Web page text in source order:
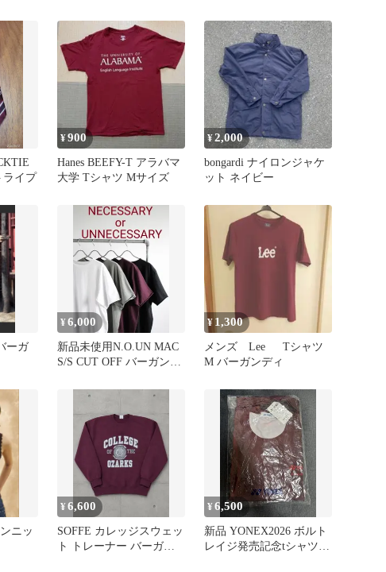
ライプ
¥900
Hanes BEEFY-T アラバマ
大学 Tシャツ Mサイズ
¥2,000
bongardi ナイロンジャケ
ット ネイビー
ーガ
¥6,000
新品未使用N.O.UN MAC
S/S CUT OFF バーガンデ
¥ 1,300
メンズ Lee Tシャツ
M バーガンディ
ニッ
¥6,600
SOFFE カレッジスウェッ
ト トレーナー バーガン
¥6,500
新品 YONEX2026 ボルト
レイジ発売記念tシャツ